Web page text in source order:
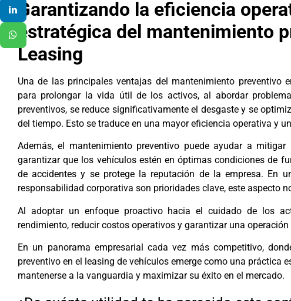
Garantizando la eficiencia
estratégica del mantenimiento
Leasing
Una de las principales ventajas del mantenimiento preventivo
para prolongar la vida útil de los activos, al abordar
preventivos, se reduce significativamente el desgaste y se
del tiempo. Esto se traduce en una mayor eficiencia operativa y
Además, el mantenimiento preventivo puede ayudar a
garantizar que los vehículos estén en óptimas condiciones de
de accidentes y se protege la reputación de la empresa. En
responsabilidad corporativa son prioridades clave, este aspecto
Al adoptar un enfoque proactivo hacia el cuidado de los
rendimiento, reducir costos operativos y garantizar una
En un panorama empresarial cada vez más competitivo,
preventivo en el leasing de vehículos emerge como una práctica
mantenerse a la vanguardia y maximizar su éxito en el mercado.